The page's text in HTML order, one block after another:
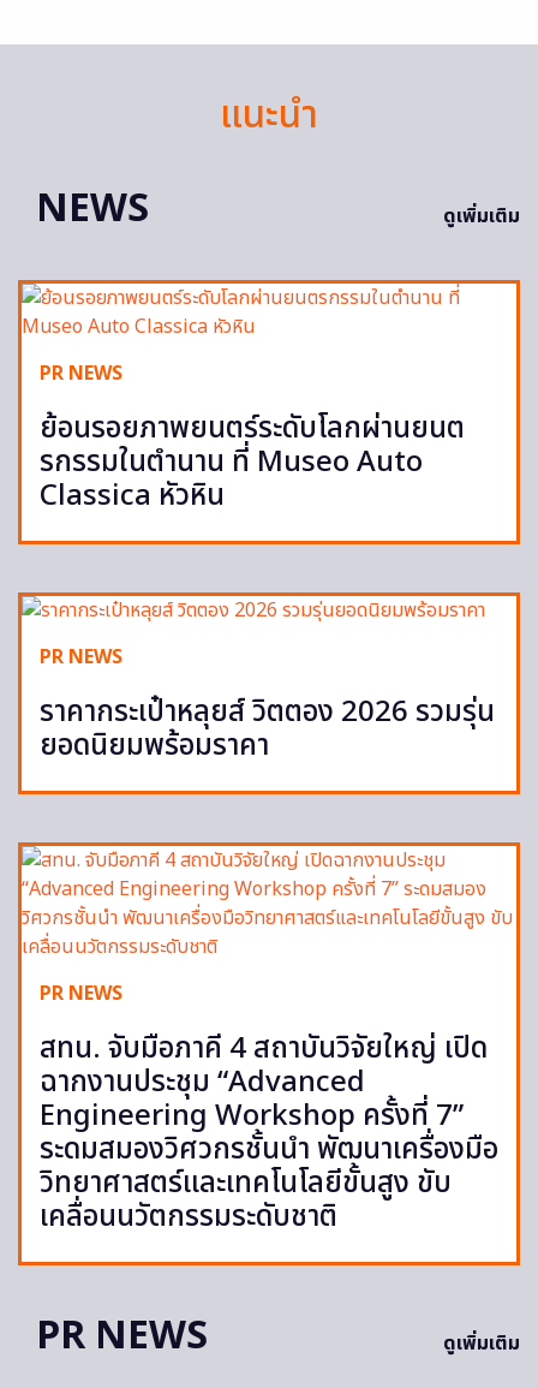
แนะนำ
NEWS
ดูเพิ่มเติม
PR NEWS
ย้อนรอยภาพยนตร์ระดับโลกผ่านยนต
รกรรมในตำนาน ที่ Museo Auto
Classica หัวหิน
PR NEWS
ราคากระเป๋าหลุยส์ วิตตอง 2026 รวมรุ่น
ยอดนิยมพร้อมราคา
PR NEWS
สทน. จับมือภาคี 4 สถาบันวิจัยใหญ่ เปิด
ฉากงานประชุม “Advanced
Engineering Workshop ครั้งที่ 7”
ระดมสมองวิศวกรชั้นนำ พัฒนาเครื่องมือ
วิทยาศาสตร์และเทคโนโลยีขั้นสูง ขับ
เคลื่อนนวัตกรรมระดับชาติ
PR NEWS ดูเพิ่มเติม